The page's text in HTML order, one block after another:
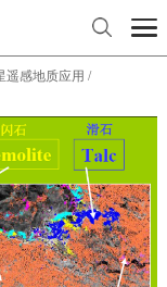
遥感地质应用 /